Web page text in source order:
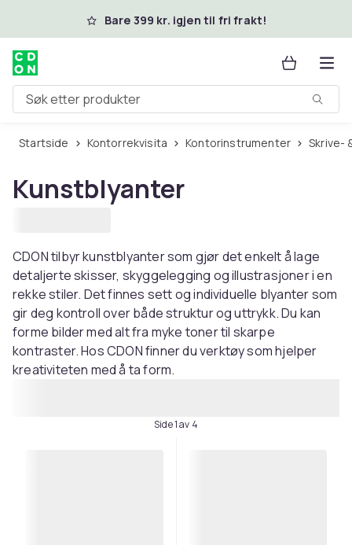
Hopp til hovedinnholdBare 399 kr. igjen til fri frakt!
Søk etter produkter
Startside Kontorrekvisita Kontorinstrumenter
Kunstblyanter
CDON tilbyr kunstblyanter som gjør det enkelt å lage
detaljerte skisser, skyggelegging og illustrasjoner i en
rekke stiler. Det finnes sett og individuelle blyanter som
gir deg kontroll over både struktur og uttrykk. Du kan
forme bilder med alt fra myke toner til skarpe
kontraster. Hos CDON finner du verktøy som hjelper
kreativiteten med å ta form.
Side 1 av 4